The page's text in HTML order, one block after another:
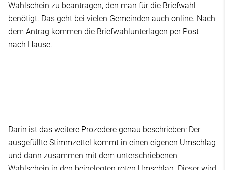
Wahlschein zu beantragen, den man für die Briefwahl
benötigt. Das geht bei vielen Gemeinden auch online. Nach
dem Antrag kommen die Briefwahlunterlagen per Post
nach Hause.
Darin ist das weitere Prozedere genau beschrieben: Der
ausgefüllte Stimmzettel kommt in einen eigenen Umschlag
und dann zusammen mit dem unterschriebenen